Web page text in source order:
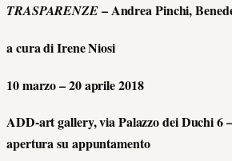
TRASPARENZE– Andrea Pinchi,
a cura di Irene Niosi
10 marzo – 20 aprile 2018
ADD-art gallery, via Palazzo dei Duchi 6
apertura su appuntamento